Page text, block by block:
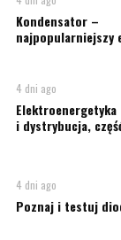
Kondensator –
najpopularniejszy
4 dni ago
Elektroenergetyka
i dystrybucja,
4 dni ago
Poznaj i testuj